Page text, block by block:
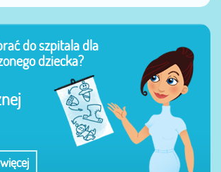
do szpitala dla
dziecka?